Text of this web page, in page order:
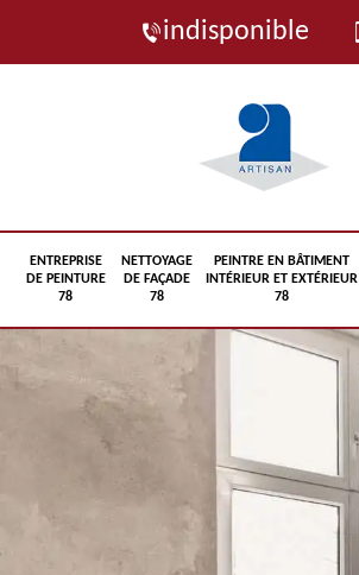
indisponible
ENTREPRISE
DE PEINTURE
78
NETTOYAGE
DE FAÇADE
78
PEINTRE EN BÂTIMENT
INTÉRIEUR ET EXTÉRIEUR
78